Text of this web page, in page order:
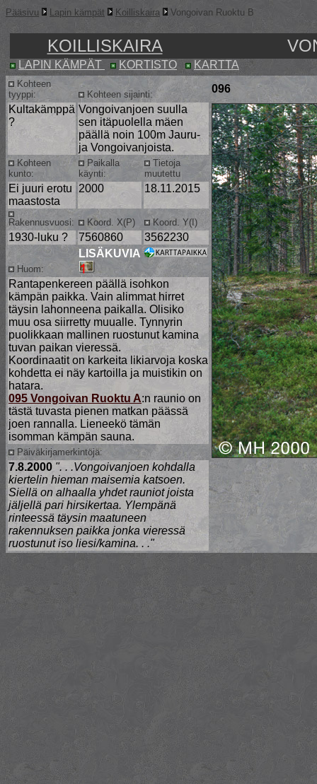
Pääsivu Lapin kämpät Koilliskaira Vongoivan Ruoktu B
KOILLISKAIRA
LAPIN KÄMPÄT KORTISTO KARTTA
Kohteen
tyyppi:
Kohteen sijainti:
096
Kultakämppä
?
Vongoivanjoen suulla
sen itäpuolella mäen
päällä noin 100m Jauru-
ja Vongoivanjoista.
Kohteen
kunto:
Paikalla
käynti:
Tietoja
muutettu
Ei juuri erotu
maastosta
2000 18.11.2015
Rakennusvuosi: Koord. X(P) Koord. Y(I)
1930-luku ? 7560860 3562230
Huom:
LISÄKUVIA
Rantapenkereen päällä isohkon
kämpän paikka. Vain alimmat hirret
täysin lahonneena paikalla. Olisiko
muu osa siirretty muualle. Tynnyrin
puolikkaan mallinen ruostunut kamina
tuvan paikan vieressä.
Koordinaatit on karkeita likiarvoja koska
kohdetta ei näy kartoilla ja muistikin on
hatara.
095 Vongoivan Ruoktu A:n raunio on
tästä tuvasta pienen matkan päässä
joen rannalla. Lieneekö tämän
isomman kämpän sauna.
Päiväkirjamerkintöjä:
7.8.2000 ". . .Vongoivanjoen kohdalla
kiertelin hieman maisemia katsoen.
Siellä on alhaalla yhdet rauniot joista
jäljellä pari hirsikertaa. Ylempänä
rinteessä täysin maatuneen
rakennuksen paikka jonka vieressä
ruostunut iso liesi/kamina. . ."